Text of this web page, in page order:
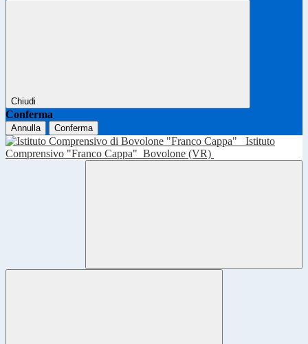
Chiudi
Conferma
Annulla Conferma
Istituto
Comprensivo "Franco Cappa" Bovolone (VR)